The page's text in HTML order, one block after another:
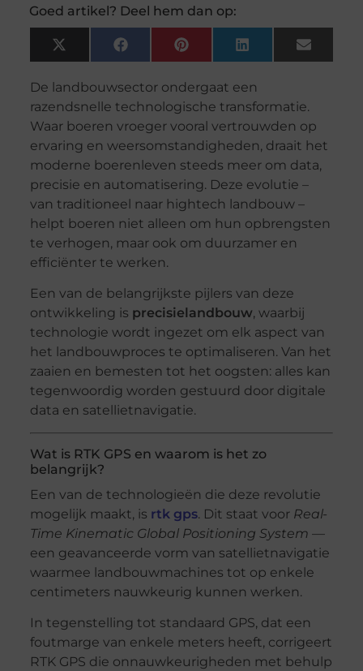
Goed artikel? Deel hem dan op:
X
(Twitter)
FacebookPinterest LinkedIn Email
De landbouwsector ondergaat een
razendsnelle technologische transformatie.
Waar boeren vroeger vooral vertrouwden op
ervaring en weersomstandigheden, draait het
moderne boerenleven steeds meer om data,
precisie en automatisering. Deze evolutie –
van traditioneel naar hightech landbouw –
helpt boeren niet alleen om hun opbrengsten
te verhogen, maar ook om duurzamer en
efficiënter te werken.
Een van de belangrijkste pijlers van deze
ontwikkeling is precisielandbouw, waarbij
technologie wordt ingezet om elk aspect van
het landbouwproces te optimaliseren. Van het
zaaien en bemesten tot het oogsten: alles kan
tegenwoordig worden gestuurd door digitale
data en satellietnavigatie.
Wat is RTK GPS en waarom is het zo
belangrijk?
Een van de technologieën die deze revolutie
mogelijk maakt, is rtk gps. Dit staat voor Real-
Time Kinematic Global Positioning System —
een geavanceerde vorm van satellietnavigatie
waarmee landbouwmachines tot op enkele
centimeters nauwkeurig kunnen werken.
In tegenstelling tot standaard GPS, dat een
foutmarge van enkele meters heeft, corrigeert
RTK GPS die onnauwkeurigheden met behulp